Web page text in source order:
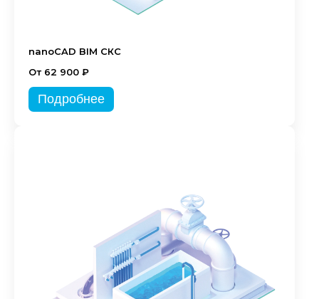
nanoCAD BIM СКС
От 62 900 ₽
Подробнее